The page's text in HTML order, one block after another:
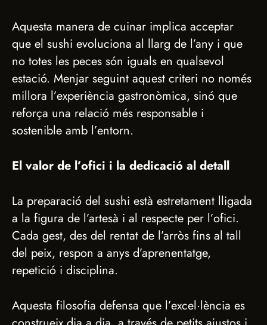
Aquesta manera de cuinar implica acceptar
que el sushi evoluciona al llarg de l’any i que
no totes les peces són iguals en qualsevol
estació. Menjar seguint aquest criteri no només
millora l’experiència gastronòmica, sinó que
reforça una relació més responsable i
sostenible amb l’entorn.
El valor de l’ofici i la dedicació al detall
La preparació del sushi està estretament lligada
a la figura de l’artesà i al respecte per l’ofici.
Cada gest, des del rentat de l’arròs fins al tall
del peix, respon a anys d’aprenentatge,
repetició i disciplina.
Aquesta filosofia defensa que l’excel·lència es